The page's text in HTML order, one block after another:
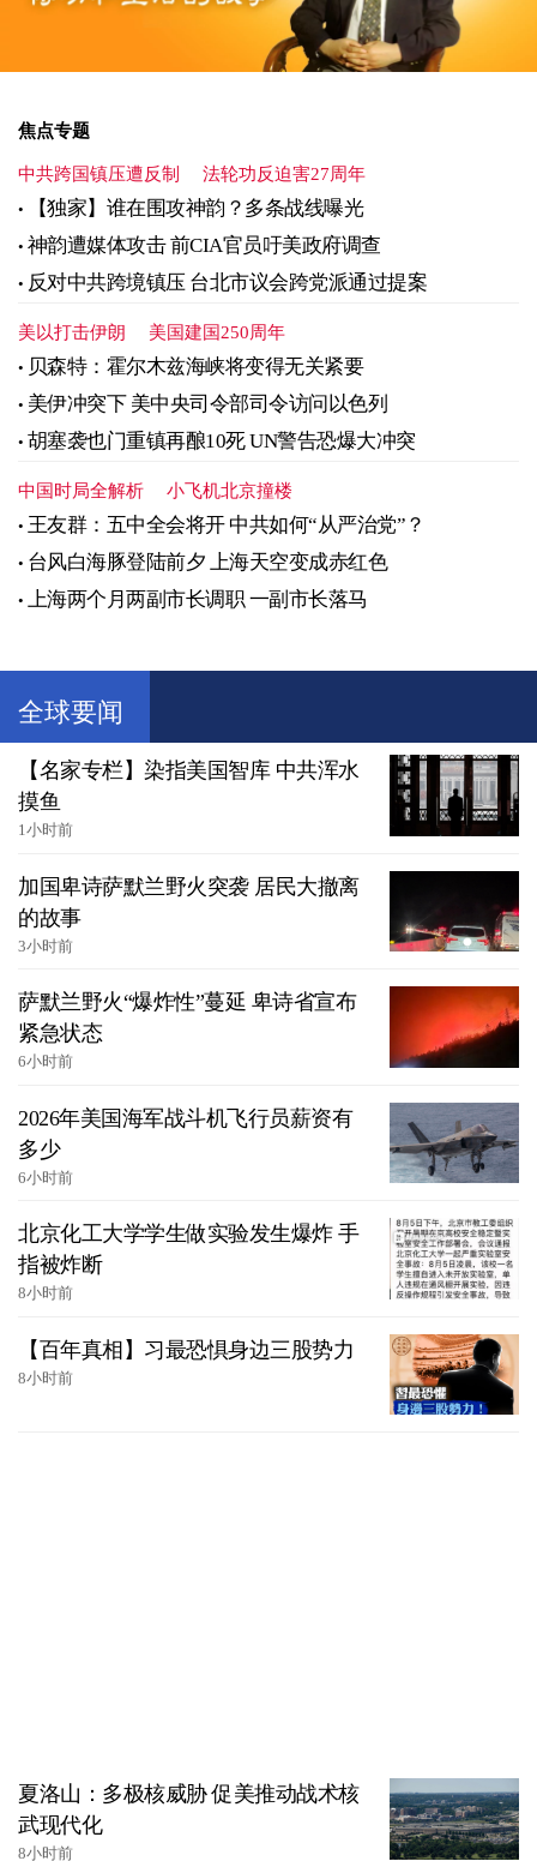
焦点专题
中共跨国镇压遭反制 法轮功反迫害27周年
【独家】谁在围攻神韵？多条战线曝光
神韵遭媒体攻击 前CIA官员吁美政府调查
反对中共跨境镇压 台北市议会跨党派通过提案
美以打击伊朗 美国建国250周年
贝森特：霍尔木兹海峡将变得无关紧要
美伊冲突下 美中央司令部司令访问以色列
胡塞袭也门重镇再酿10死 UN警告恐爆大冲突
中国时局全解析 小飞机北京撞楼
王友群：五中全会将开 中共如何“从严治党”？
台风白海豚登陆前夕 上海天空变成赤红色
上海两个月两副市长调职 一副市长落马
全球要闻
【名家专栏】染指美国智库 中共浑水
摸鱼
1小时前
加国卑诗萨默兰野火突袭 居民大撤离
的故事
3小时前
萨默兰野火“爆炸性”蔓延 卑诗省宣布
紧急状态
6小时前
2026年美国海军战斗机飞行员薪资有
多少
6小时前
北京化工大学学生做实验发生爆炸 手
指被炸断
8小时前
【百年真相】习最恐惧身边三股势力
8小时前
夏洛山：多极核威胁 促美推动战术核
武现代化
8小时前